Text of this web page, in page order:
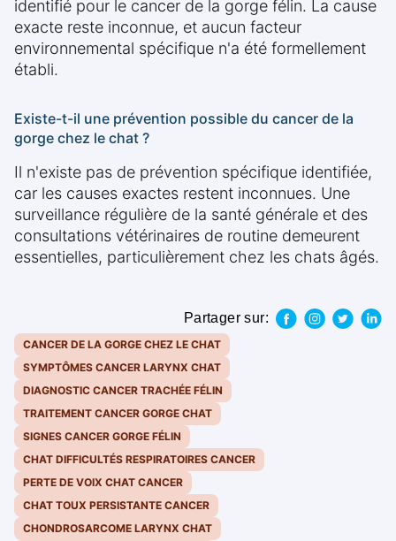
identifié pour le cancer de la gorge félin. La cause
exacte reste inconnue, et aucun facteur
environnemental spécifique n'a été formellement
établi.
Existe-t-il une prévention possible du cancer de la
gorge chez le chat ?
Il n'existe pas de prévention spécifique identifiée,
car les causes exactes restent inconnues. Une
surveillance régulière de la santé générale et des
consultations vétérinaires de routine demeurent
essentielles, particulièrement chez les chats âgés.
Partager sur:
CANCER DE LA GORGE CHEZ LE CHAT
SYMPTÔMES CANCER LARYNX CHAT
DIAGNOSTIC CANCER TRACHÉE FÉLIN
TRAITEMENT CANCER GORGE CHAT
SIGNES CANCER GORGE FÉLIN
CHAT DIFFICULTÉS RESPIRATOIRES CANCER
PERTE DE VOIX CHAT CANCER
CHAT TOUX PERSISTANTE CANCER
CHONDROSARCOME LARYNX CHAT